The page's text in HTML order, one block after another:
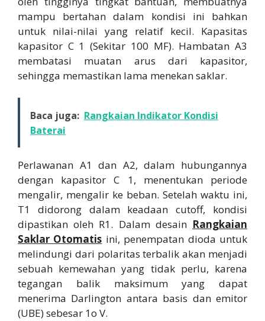
mampu bertahan dalam kondisi ini bahkan
untuk nilai-nilai yang relatif kecil. Kapasitas
kapasitor C 1 (Sekitar 100 MF). Hambatan A3
membatasi muatan arus dari kapasitor,
sehingga memastikan lama menekan saklar.
Baca juga: Rangkaian Indikator Kondisi
Baterai
Perlawanan A1 dan A2, dalam hubungannya
dengan kapasitor C 1, menentukan periode
mengalir, mengalir ke beban. Setelah waktu ini,
T1 didorong dalam keadaan cutoff, kondisi
dipastikan oleh R1. Dalam desain Rangkaian
Saklar Otomatis ini, penempatan dioda untuk
melindungi dari polaritas terbalik akan menjadi
sebuah kemewahan yang tidak perlu, karena
tegangan balik maksimum yang dapat
menerima Darlington antara basis dan emitor
(UBE) sebesar 1o V.